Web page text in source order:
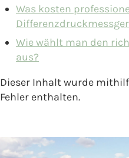
Was kosten
Wie wählt man den
aus?
Dieser Inhalt wurde
Fehler enthalten.